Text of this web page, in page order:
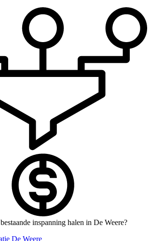
inspanning halen in De Weere?
De Weere